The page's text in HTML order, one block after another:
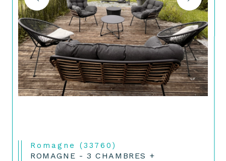
Romagne (33760)
ROMAGNE - 3 CHAMBRES +